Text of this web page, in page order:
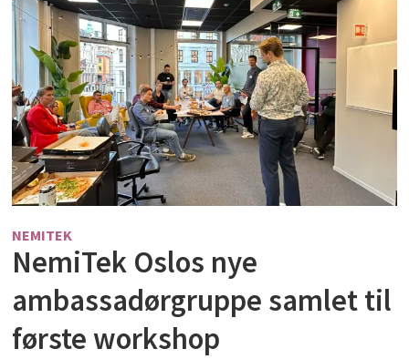
NEMITEK
NemiTek Oslos nye
ambassadørgruppe samlet til
første workshop